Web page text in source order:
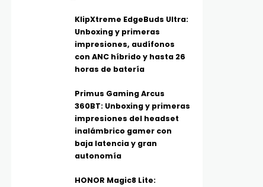
Más allá del MP3: ¿Qué es el
audio Hi-Res y por qué tu
música suena diferente?
TELEFONÍA
Los moto g
más batería, IA y
inteligentes para el
KlipXtreme EdgeBuds Ultra:
Unboxing y primeras
impresiones, audífonos
con ANC híbrido y hasta 26
horas de batería
Primus Gaming Arcus
360BT: Unboxing y primeras
impresiones del headset
inalámbrico gamer con
baja latencia y gran
autonomía
HONOR Magic8 Lite: